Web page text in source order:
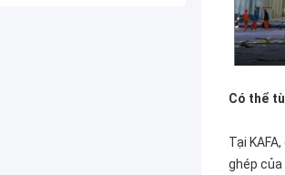
Có thể
Tại
ghép